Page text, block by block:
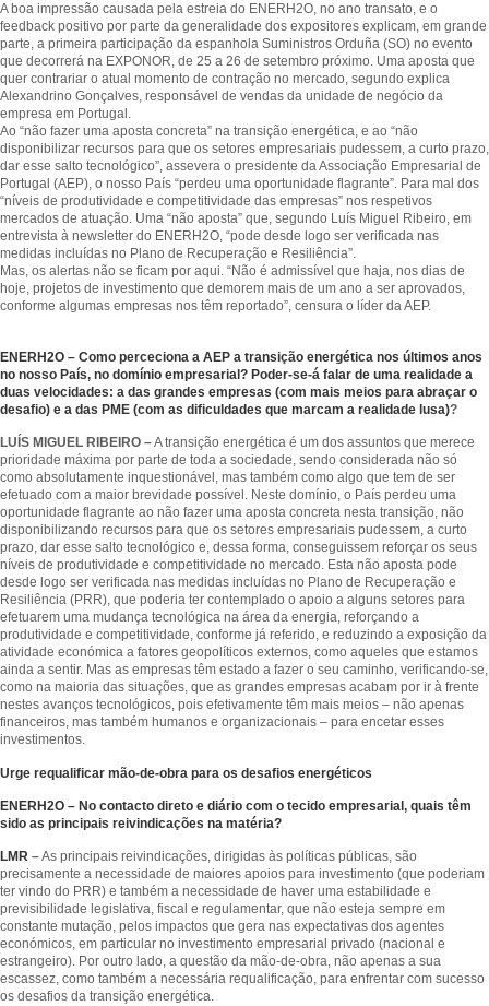
A boa impressão causada pela estreia do ENERH2O, no ano transato, e o
feedback positivo por parte da generalidade dos expositores explicam, em grande
parte, a primeira participação da espanhola Suministros Orduña (SO) no evento
que decorrerá na EXPONOR, de 25 a 26 de setembro próximo. Uma aposta que
quer contrariar o atual momento de contração no mercado, segundo explica
Alexandrino Gonçalves, responsável de vendas da unidade de negócio da
empresa em Portugal.
Ao “não fazer uma aposta concreta” na transição energética, e ao “não
disponibilizar recursos para que os setores empresariais pudessem, a curto prazo,
dar esse salto tecnológico”, assevera o presidente da Associação Empresarial de
Portugal (AEP), o nosso País “perdeu uma oportunidade flagrante”. Para mal dos
“níveis de produtividade e competitividade das empresas” nos respetivos
mercados de atuação. Uma “não aposta” que, segundo Luís Miguel Ribeiro, em
entrevista à newsletter do ENERH2O, “pode desde logo ser verificada nas
medidas incluídas no Plano de Recuperação e Resiliência”.
Mas, os alertas não se ficam por aqui. “Não é admissível que haja, nos dias de
hoje, projetos de investimento que demorem mais de um ano a ser aprovados,
conforme algumas empresas nos têm reportado”, censura o líder da AEP.
ENERH2O – Como perceciona a AEP a transição energética nos últimos anos
no nosso País, no domínio empresarial? Poder-se-á falar de uma realidade a
duas velocidades: a das grandes empresas (com mais meios para abraçar o
desafio) e a das PME (com as dificuldades que marcam a realidade lusa)?
LUÍS MIGUEL RIBEIRO –A transição energética é um dos assuntos que merece
prioridade máxima por parte de toda a sociedade, sendo considerada não só
como absolutamente inquestionável, mas também como algo que tem de ser
efetuado com a maior brevidade possível. Neste domínio, o País perdeu uma
oportunidade flagrante ao não fazer uma aposta concreta nesta transição, não
disponibilizando recursos para que os setores empresariais pudessem, a curto
prazo, dar esse salto tecnológico e, dessa forma, conseguissem reforçar os seus
níveis de produtividade e competitividade no mercado. Esta não aposta pode
desde logo ser verificada nas medidas incluídas no Plano de Recuperação e
Resiliência (PRR), que poderia ter contemplado o apoio a alguns setores para
efetuarem uma mudança tecnológica na área da energia, reforçando a
produtividade e competitividade, conforme já referido, e reduzindo a exposição da
atividade económica a fatores geopolíticos externos, como aqueles que estamos
ainda a sentir. Mas as empresas têm estado a fazer o seu caminho, verificando-se,
como na maioria das situações, que as grandes empresas acabam por ir à frente
nestes avanços tecnológicos, pois efetivamente têm mais meios – não apenas
financeiros, mas também humanos e organizacionais – para encetar esses
investimentos.
Urge requalificar mão-de-obra para os desafios energéticos
ENERH2O – No contacto direto e diário com o tecido empresarial, quais têm
sido as principais reivindicações na matéria?
LMR –As principais reivindicações, dirigidas às políticas públicas, são
precisamente a necessidade de maiores apoios para investimento (que poderiam
ter vindo do PRR) e também a necessidade de haver uma estabilidade e
previsibilidade legislativa, fiscal e regulamentar, que não esteja sempre em
constante mutação, pelos impactos que gera nas expectativas dos agentes
económicos, em particular no investimento empresarial privado (nacional e
estrangeiro). Por outro lado, a questão da mão-de-obra, não apenas a sua
escassez, como também a necessária requalificação, para enfrentar com sucesso
os desafios da transição energética.